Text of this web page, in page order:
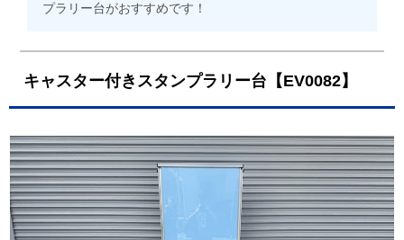
プラリー台がおすすめです！
キャスター付きスタンプラリー台【EV0082】